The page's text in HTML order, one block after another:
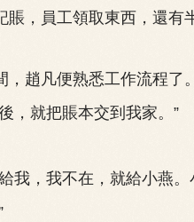
，員工領取東西，還有
趙凡便熟悉工作流程了。
就把賬本交到我家。”
，我不在，就給小燕。